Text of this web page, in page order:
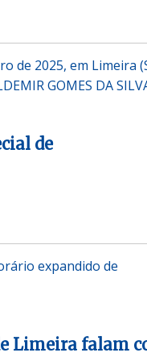
de 2025, em Limeira
GOMES DA
de
expandido de
Limeira falam